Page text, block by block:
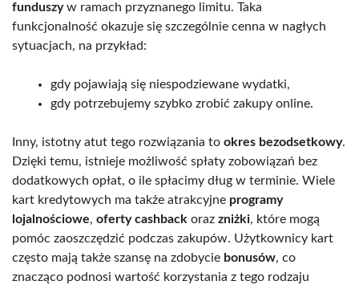
funduszyw ramach przyznanego limitu. Taka
funkcjonalność okazuje się szczególnie cenna w nagłych
sytuacjach, na przykład:
gdy pojawiają się niespodziewane wydatki,
gdy potrzebujemy szybko zrobić zakupy online.
Inny, istotny atut tego rozwiązania to okres bezodsetkowy.
Dzięki temu, istnieje możliwość spłaty zobowiązań bez
dodatkowych opłat, o ile spłacimy dług w terminie. Wiele
kart kredytowych ma także atrakcyjne programy
lojalnościowe, oferty cashback oraz zniżki, które mogą
pomóc zaoszczędzić podczas zakupów. Użytkownicy kart
często mają także szansę na zdobycie bonusów, co
znacząco podnosi wartość korzystania z tego rodzaju